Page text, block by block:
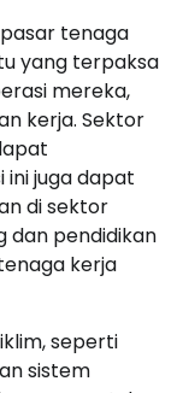
tenaga
yang terpaksa
mereka,
kerja. Sektor
juga dapat
di sektor
dan pendidikan
kerja
seperti
sistem